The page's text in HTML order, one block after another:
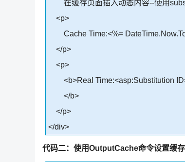
在缓存页面插入动态内容--使用
<p>
Cache Time:<%=
</p>
<p>
<b>Real Time:<asp:Substitution
</b>
</p>
</div>
代码二：使用OutputCache命令设置缓存